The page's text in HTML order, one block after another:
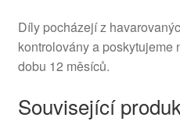
Díly pocházejí z
kontrolovány a poskytujeme
dobu 12 měsíců.
Související